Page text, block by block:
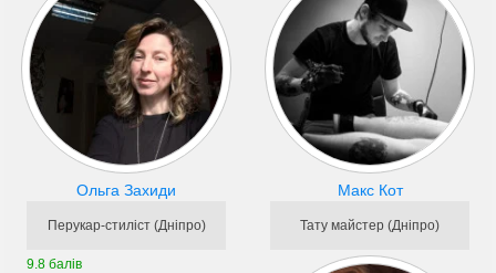
Ольга Захиди
Перукар-стиліст (Дніпро)
9.8 балів
Макс Кот
Тату майстер (Дніпро)